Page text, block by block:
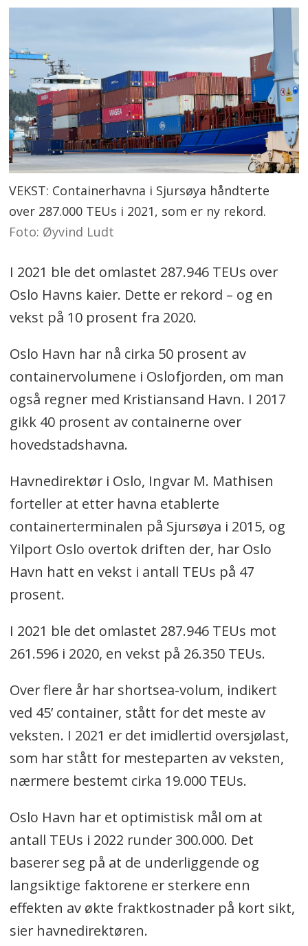
VEKST: Containerhavna i Sjursøya håndterte
over 287.000 TEUs i 2021, som er ny rekord.
Foto: Øyvind Ludt
I 2021 ble det omlastet 287.946 TEUs over
Oslo Havns kaier. Dette er rekord – og en
vekst på 10 prosent fra 2020.
Oslo Havn har nå cirka 50 prosent av
containervolumene i Oslofjorden, om man
også regner med Kristiansand Havn. I 2017
gikk 40 prosent av containerne over
hovedstadshavna.
Havnedirektør i Oslo, Ingvar M. Mathisen
forteller at etter havna etablerte
containerterminalen på Sjursøya i 2015, og
Yilport Oslo overtok driften der, har Oslo
Havn hatt en vekst i antall TEUs på 47
prosent.
I 2021 ble det omlastet 287.946 TEUs mot
261.596 i 2020, en vekst på 26.350 TEUs.
Over flere år har shortsea-volum, indikert
ved 45’ container, stått for det meste av
veksten. I 2021 er det imidlertid oversjølast,
som har stått for mesteparten av veksten,
nærmere bestemt cirka 19.000 TEUs.
Oslo Havn har et optimistisk mål om at
antall TEUs i 2022 runder 300.000. Det
baserer seg på at de underliggende og
langsiktige faktorene er sterkere enn
effekten av økte fraktkostnader på kort sikt,
sier havnedirektøren.